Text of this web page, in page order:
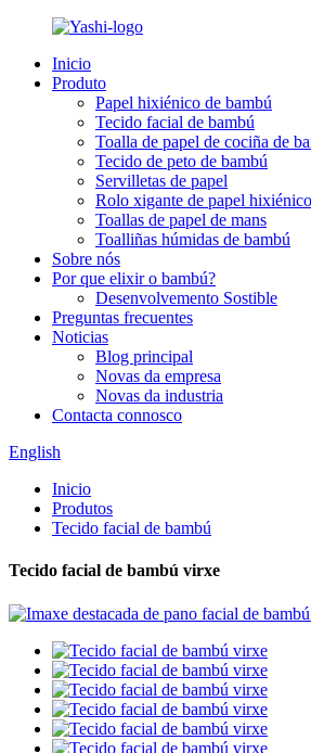
Inicio
Produto
Papel hixiénico de bambú
Tecido facial de bambú
Toalla de papel de cociña de
Tecido de peto de bambú
Servilletas de papel
Rolo xigante de papel hixiénico
Toallas de papel de mans
Toalliñas húmidas de bambú
Sobre nós
Por que elixir o bambú?
Desenvolvemento Sostible
Preguntas frecuentes
Noticias
Blog principal
Novas da empresa
Novas da industria
Contacta connosco
English
Inicio
Produtos
Tecido facial de bambú
Tecido facial de bambú virxe